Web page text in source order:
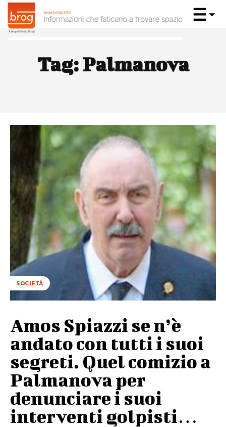
Tag:Palmanova
SOCIETÀ
Amos Spiazzi se n’è
andato con tutti i suoi
segreti. Quel comizio a
Palmanova per
denunciare i suoi
interventi golpisti…